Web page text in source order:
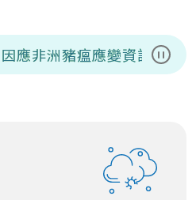
暫停
因應非洲豬瘟應變資訊專區